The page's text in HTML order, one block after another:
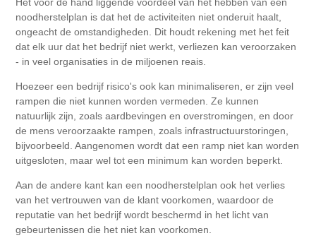
noodherstelplan is dat het de activiteiten niet onderuit haalt,
ongeacht de omstandigheden. Dit houdt rekening met het feit
dat elk uur dat het bedrijf niet werkt, verliezen kan veroorzaken
- in veel organisaties in de miljoenen reais.
Hoezeer een bedrijf risico's ook kan minimaliseren, er zijn veel
rampen die niet kunnen worden vermeden. Ze kunnen
natuurlijk zijn, zoals aardbevingen en overstromingen, en door
de mens veroorzaakte rampen, zoals infrastructuurstoringen,
bijvoorbeeld. Aangenomen wordt dat een ramp niet kan worden
uitgesloten, maar wel tot een minimum kan worden beperkt.
Aan de andere kant kan een noodherstelplan ook het verlies
van het vertrouwen van de klant voorkomen, waardoor de
reputatie van het bedrijf wordt beschermd in het licht van
gebeurtenissen die het niet kan voorkomen.